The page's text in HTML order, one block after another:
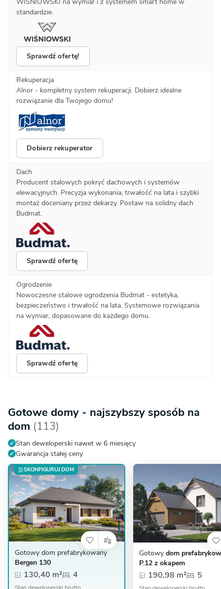
standardzie.
Sprawdź ofertę!
Rekuperacja
Alnor - kompletny system rekuperacji. Dobierz idealne
rozwiązanie dla Twojego domu!
Dobierz rekuperator
Dach
Producent stalowych pokryć dachowych i systemów
elewacyjnych. Precyzja wykonania, trwałość na lata i szybki
montaż doceniany przez dekarzy. Postaw na solidny dach
Budmat.
Sprawdź ofertę
Ogrodzenie
Nowoczesne stalowe ogrodzenia Budmat - estetyka,
bezpieczeństwo i trwałość na lata. Systemowe rozwiązania
na wymiar, dopasowane do każdego domu.
Sprawdź ofertę
Gotowe domy - najszybszy sposób na
dom (113)
Stan deweloperski nawet w 6 miesięcy
Gwarancja stałej ceny
SKONFIGURUJ DOM
Gotowy dom prefabrykowany
Bergen 130
130,40 m² 4
Stan deweloperski brutto
Gotowy dom
P.12 z okapem
190,98 m² 5